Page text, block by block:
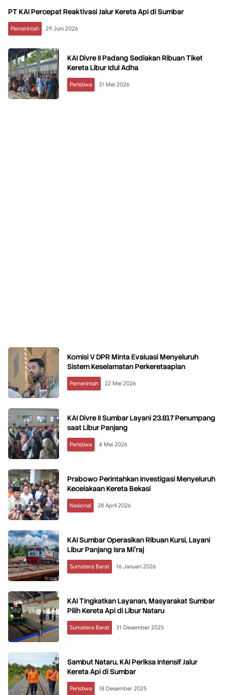
PT KAI Percepat Reaktivasi Jalur Kereta Api di Sumbar
Pemerintah 29 Juni 2026
KAI Divre II Padang Sediakan Ribuan Tiket
Kereta Libur Idul Adha
Peristiwa 31 Mei 2026
Komisi V DPR Minta Evaluasi Menyeluruh
Sistem Keselamatan Perkeretaapian
Pemerintah 22 Mei 2026
KAI Divre II Sumbar Layani 23.817 Penumpang
saat Libur Panjang
Peristiwa 4 Mei 2026
Prabowo Perintahkan Investigasi Menyeluruh
Kecelakaan Kereta Bekasi
Nasional 28 April 2026
KAI Sumbar Operasikan Ribuan Kursi, Layani
Libur Panjang Isra Mi’raj
Sumatera Barat 16 Januari 2026
KAI Tingkatkan Layanan, Masyarakat Sumbar
Pilih Kereta Api di Libur Nataru
Sumatera Barat 31 Desember 2025
Sambut Nataru, KAI Periksa Intensif Jalur
Kereta Api di Sumbar
Peristiwa 18 Desember 2025